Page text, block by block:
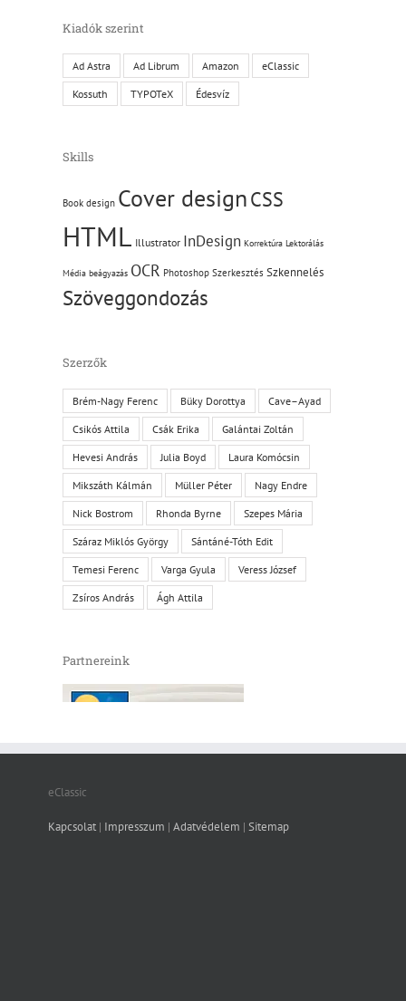
Kiadók szerint
Ad Astra Ad Librum Amazon eClassic
Kossuth TYPOTeX Édesvíz
Skills
Book design Cover designCSS
HTML Illustrator InDesign Korrektúra Lektorálás
Média beágyazás OCR Photoshop Szerkesztés Szkennelés
Szöveggondozás
Szerzők
Brém-Nagy Ferenc Büky Dorottya Cave–Ayad
Csikós Attila Csák Erika Galántai Zoltán
Hevesi András Julia Boyd Laura Komócsin
Mikszáth Kálmán Müller Péter Nagy Endre
Nick Bostrom Rhonda Byrne Szepes Mária
Száraz Miklós György Sántáné-Tóth Edit
Temesi Ferenc Varga Gyula Veress József
Zsíros András Ágh Attila
Partnereink
eClassic
Kapcsolat| Impresszum | Adatvédelem | Sitemap